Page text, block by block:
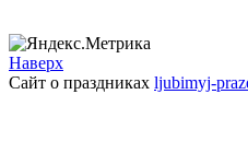
Наверх
Сайт о праздниках ljubimyj-